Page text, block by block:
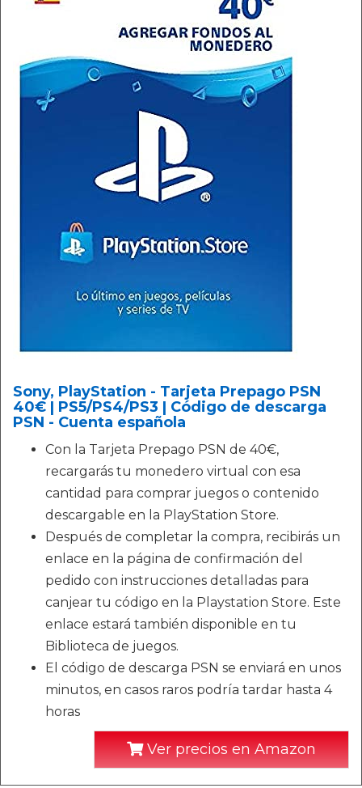
Sony, PlayStation - Tarjeta Prepago PSN
40€ | PS5/PS4/PS3 | Código de descarga
PSN - Cuenta española
Con la Tarjeta Prepago PSN de 40€,
recargarás tu monedero virtual con esa
cantidad para comprar juegos o contenido
descargable en la PlayStation Store.
Después de completar la compra, recibirás un
enlace en la página de confirmación del
pedido con instrucciones detalladas para
canjear tu código en la Playstation Store. Este
enlace estará también disponible en tu
Biblioteca de juegos.
El código de descarga PSN se enviará en unos
minutos, en casos raros podría tardar hasta 4
horas
Ver precios en Amazon